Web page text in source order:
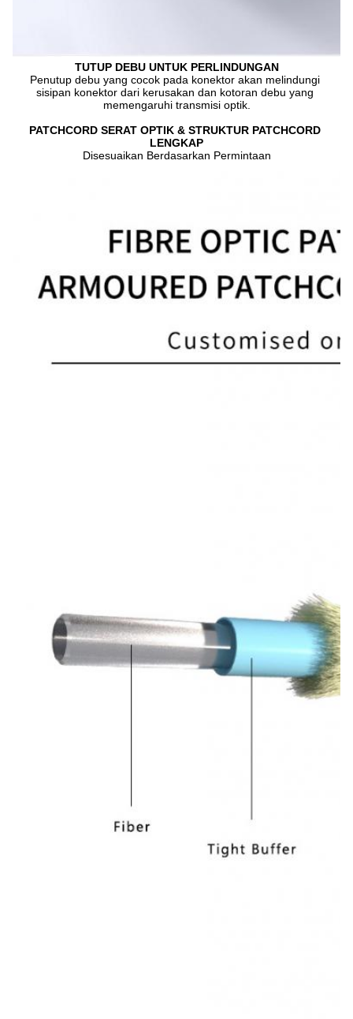
TUTUP DEBU UNTUK PERLINDUNGAN
Penutup debu yang cocok pada konektor akan melindungi
sisipan konektor dari kerusakan dan kotoran debu yang
memengaruhi transmisi optik.
PATCHCORD SERAT OPTIK & STRUKTUR PATCHCORD
LENGKAP
Disesuaikan Berdasarkan Permintaan